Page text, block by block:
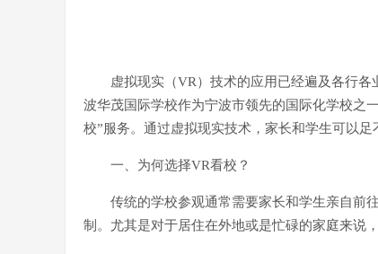
虚拟现实（VR）技术的应用已经遍及各行
波华茂国际学校作为宁波市领先的国际化学校之
校”服务。通过虚拟现实技术，家长和学生可以
一、为何选择VR看校？
传统的学校参观通常需要家长和学生亲自前
制。尤其是对于居住在外地或是忙碌的家庭来说